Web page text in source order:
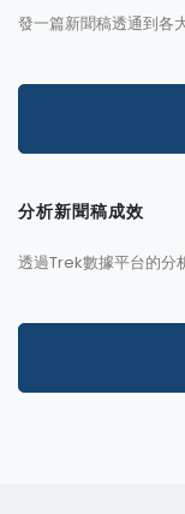
發一篇新聞稿透通到各
分析新聞稿成效
透過Trek數據平台的分